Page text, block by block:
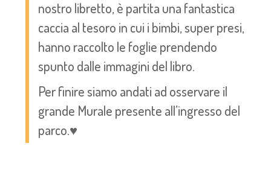
nostro libretto, è partita una fantastica
caccia al tesoro in cui i bimbi, super presi,
hanno raccolto le foglie prendendo
spunto dalle immagini del libro.
Per finire siamo andati ad osservare il
grande Murale presente all’ingresso del
parco.♥️